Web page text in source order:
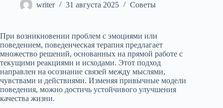
writer 31 августа 2025 Советы
При возникновении проблем с эмоциями или
поведением, поведенческая терапия предлагает
множество решений, основанных на прямой работе с
текущими реакциями и исходами. Этот подход
направлен на осознание связей между мыслями,
чувствами и действиями. Изменяя привычные модели
поведения, можно достичь устойчивого улучшения
качества жизни.